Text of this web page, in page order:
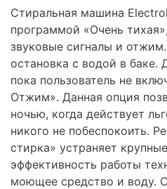
Стиральная машина
программой «Очень
звуковые сигналы и
остановка с водой в баке.
пока пользователь не
Отжим». Данная опция
ночью, когда действует
никого не побеспокоить.
стирка» устраняет
эффективность работы
моющее средство и воду.